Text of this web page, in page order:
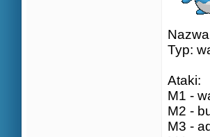
Typ:
Ataki:
M1 -
M2 -
M3 -